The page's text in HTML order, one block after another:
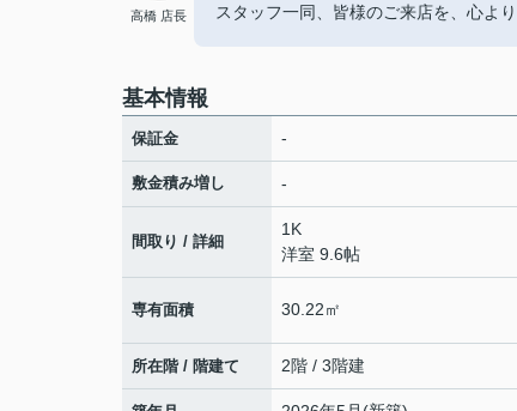
高橋 店長
スタッフ一同、皆様のご来店を、心よ
基本情報
保証金 -
敷金積み増し -
間取り / 詳細
1K
洋室 9.6帖
専有面積 30.22㎡
所在階 / 階建て 2階 / 3階建